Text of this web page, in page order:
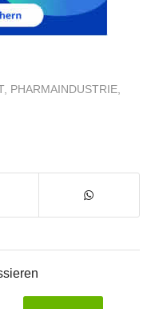
, PHARMAINDUSTRIE,